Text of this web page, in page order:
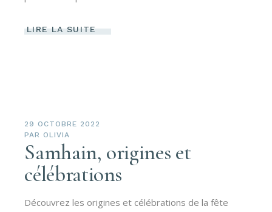
LIRE LA SUITE
29 OCTOBRE 2022
PAR OLIVIA
Samhain, origines et
célébrations
Découvrez les origines et célébrations de la fête